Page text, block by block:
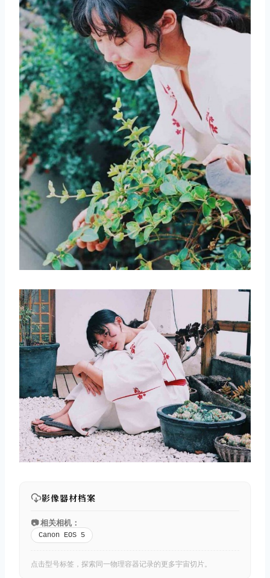
影像器材档案
📷 相关相机：
Canon EOS 5
点击型号标签，探索同一物理容器记录的更多宇宙切片。